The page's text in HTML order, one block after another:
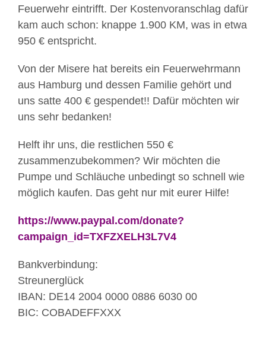
Feuerwehr eintrifft. Der Kostenvoranschlag dafür
kam auch schon: knappe 1.900 KM, was in etwa
950 € entspricht.
Von der Misere hat bereits ein Feuerwehrmann
aus Hamburg und dessen Familie gehört und
uns satte 400 € gespendet!! Dafür möchten wir
uns sehr bedanken!
Helft ihr uns, die restlichen 550 €
zusammenzubekommen? Wir möchten die
Pumpe und Schläuche unbedingt so schnell wie
möglich kaufen. Das geht nur mit eurer Hilfe!
https://www.paypal.com/donate?
campaign_id=TXFZXELH3L7V4
Bankverbindung:
Streunerglück
IBAN: DE14 2004 0000 0886 6030 00
BIC: COBADEFFXXX